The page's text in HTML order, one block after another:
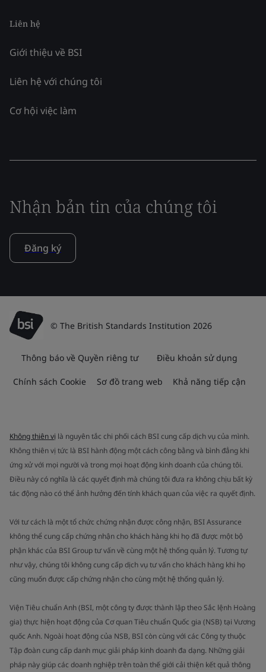
Liên hệ
Giới thiệu về BSI
Liên hệ với chúng tôi
Cơ hội việc làm
Nhận bản tin của chúng tôi
Đăng ký
© The British Standards Institution 2026
Thông báo về Quyền riêng tư Điều khoản sử dụng
Chính sách Cookie Sơ đồ trang web Khả năng tiếp cận
Không thiên vị là nguyên tắc chi phối cách BSI cung cấp dịch vụ của mình.
Không thiên vị tức là BSI hành động một cách công bằng và bình đẳng khi
ứng xử với mọi người và trong mọi hoạt động kinh doanh của chúng tôi.
Điều này có nghĩa là các quyết định mà chúng tôi đưa ra không chịu bất kỳ
tác động nào có thể ảnh hưởng đến tính khách quan của việc ra quyết định.
Với tư cách là một tổ chức chứng nhận được công nhận, BSI Assurance
không thể cung cấp chứng nhận cho khách hàng khi họ đã được một bộ
phận khác của BSI Group tư vấn về cùng một hệ thống quản lý. Tương tự
như vậy, chúng tôi không cung cấp dịch vụ tư vấn cho khách hàng khi họ
cũng muốn được cấp chứng nhận cho cùng một hệ thống quản lý.
Viện Tiêu chuẩn Anh (BSI, một công ty được thành lập theo Sắc lệnh Hoàng
gia) thực hiện hoạt động của Cơ quan Tiêu chuẩn Quốc gia (NSB) tại Vương
quốc Anh. Ngoài hoạt động của NSB, BSI còn cùng với các Công ty thuộc
Tập đoàn cung cấp danh mục giải pháp kinh doanh đa dạng. Những giải
pháp này giúp các doanh nghiệp trên toàn thế giới cải thiện kết quả thông